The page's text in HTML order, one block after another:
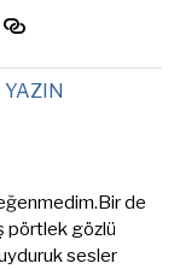
YAZIN
de
pörtlek gözlü
sesler